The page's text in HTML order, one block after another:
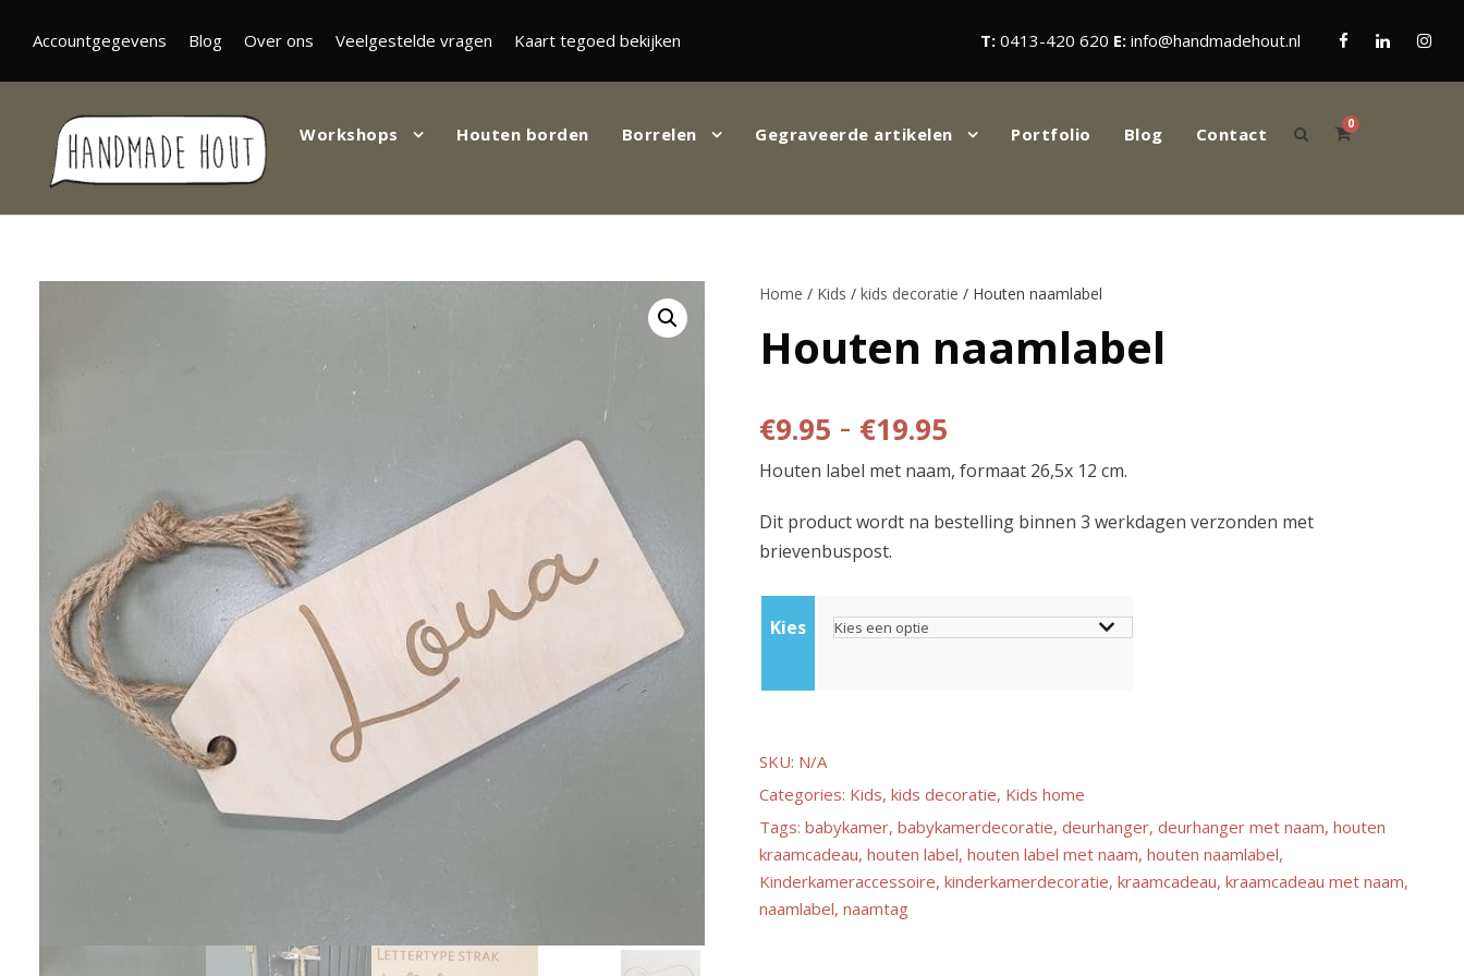
Accountgegevens Blog Over ons Veelgestelde vragen Kaart tegoed bekijken T: 0413-420 620 E: info@handmadehout.nl
Workshops Houten borden Borrelen Gegraveerde artikelen Portfolio Blog Contact 0
Home / Kids /kids decoratie / Houten naamlabel
Houten naamlabel
€9.95 - €19.95
r
i
a
s
Houten label met naam, formaat 26,5x 12 cm.
Dit product wordt na bestelling binnen 3 werkdagen verzonden met
brievenbuspost.
Kies
SKU: N/A
Categories: Kids,kids decoratie, Kids home
Tags:babykamer,babykamerdecoratie,deurhanger,deurhanger met naam,houten
kraamcadeau,houten label,houten label met naam,houten naamlabel,
Kinderkameraccessoire,kinderkamerdecoratie,kraamcadeau,kraamcadeau met naam,
naamlabel,naamtag